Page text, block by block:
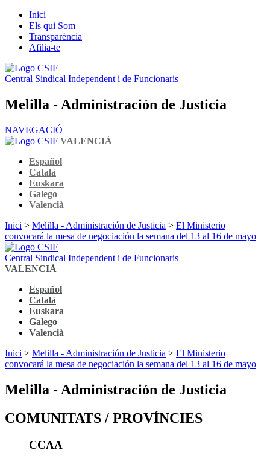
Inici
Els qui Som
Transparència
Afilia-te
Central Sindical Independent i de Funcionaris
Melilla - Administración de Justicia
NAVEGACIÓ
VALENCIÀ
Español
Català
Euskara
Galego
Valencià
Inici > Melilla - Administración de Justicia > El Ministerio
convocará la mesa de negociación la semana del 13 al 16 de mayo
Central Sindical Independent i de Funcionaris
VALENCIÀ
Español
Català
Euskara
Galego
Valencià
Inici > Melilla - Administración de Justicia > El Ministerio
convocará la mesa de negociación la semana del 13 al 16 de mayo
Melilla - Administración de Justicia
COMUNITATS / PROVÍNCIES
CCAA